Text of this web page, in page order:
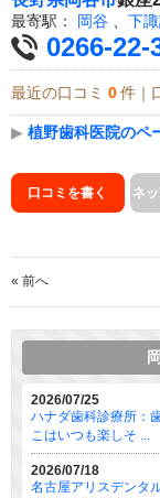
最寄駅： 岡谷 、 下
0266-22-
最近の口コミ 0 件｜
▶ 植野歯科医院のペ
口コミを書く ネ
« 前へ
2026/07/25
ハナダ歯科診療所：
こはいつも楽しそ ...
2026/07/18
名古屋アリスデンタ